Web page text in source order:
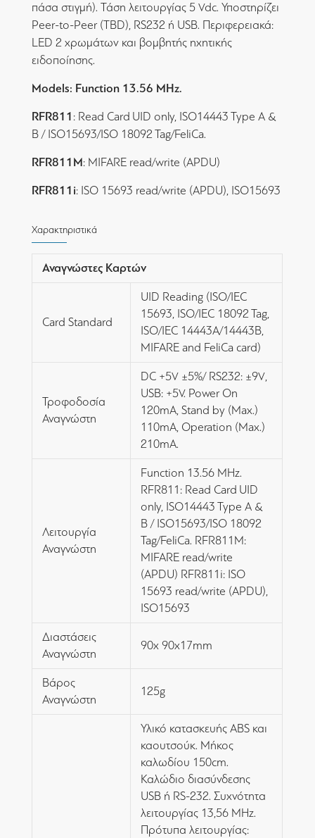
πάσα στιγμή). Τάση λειτουργίας 5 Vdc. Υποστηρίζει
Peer-to-Peer (TBD), RS232 ή USB. Περιφερειακά:
LED 2 χρωμάτων και βομβητής ηχητικής
ειδοποίησης.
Models: Function 13.56 MHz.
RFR811 : Read Card UID only, ISO14443 Type A &
B / ISO15693/ISO 18092 Tag/FeliCa.
RFR811M: MIFARE read/write (APDU)
RFR811i: ISO 15693 read/write (APDU), ISO15693
Χαρακτηριστικά
Αναγνώστες Καρτών
Card Standard
UID Reading (ISO/IEC
15693, ISO/IEC 18092 Tag,
ISO/IEC 14443A/14443B,
MIFARE and FeliCa card)
Τροφοδοσία
Αναγνώστη
DC +5V ±5%/ RS232: ±9V,
USB: +5V. Power On
120mA, Stand by (Max.)
110mA, Operation (Max.)
210mA.
Λειτουργία
Αναγνώστη
Function 13.56 MHz.
RFR811: Read Card UID
only, ISO14443 Type A &
B / ISO15693/ISO 18092
Tag/FeliCa. RFR811M:
MIFARE read/write
(APDU) RFR811i: ISO
15693 read/write (APDU),
ISO15693
Διαστάσεις
Αναγνώστη
90x 90x17mm
Βάρος
Αναγνώστη
125g
Υλικό κατασκευής ABS και
καουτσούκ. Μήκος
καλωδίου 150cm.
Καλώδιο διασύνδεσης
USB ή RS-232. Συχνότητα
λειτουργίας 13,56 MHz.
Πρότυπα λειτουργίας: